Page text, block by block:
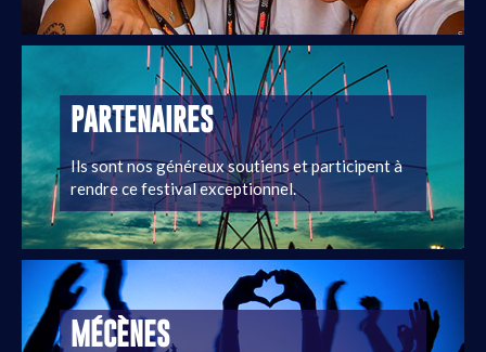
PARTENAIRES
Ils sont nos généreux soutiens et participent à
rendre ce festival exceptionnel.
MÉCÈNES